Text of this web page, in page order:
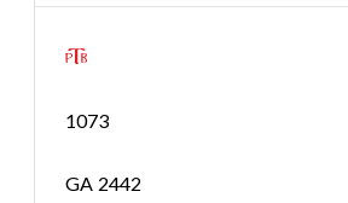
1073
GA 2442